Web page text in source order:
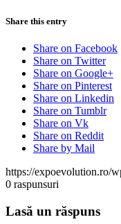
Share this entry
Share on Facebook
Share on Twitter
Share on Google+
Share on Pinterest
Share on Linkedin
Share on Tumblr
Share on Vk
Share on Reddit
Share by Mail
https://expoevolution.ro/
0 raspunsuri
Lasă un răspuns